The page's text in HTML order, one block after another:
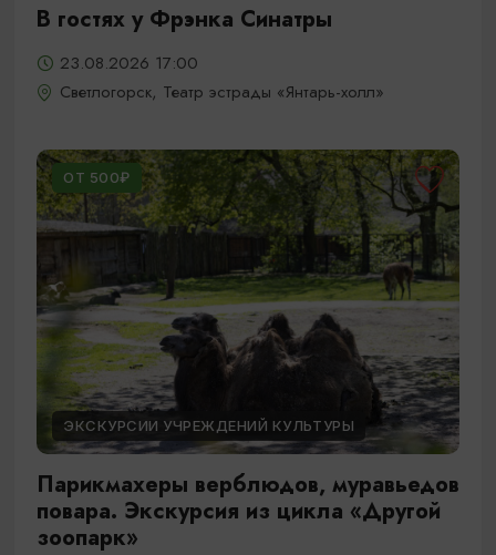
В гостях у Фрэнка Синатры
23.08.2026 17:00
Светлогорск, Театр эстрады «Янтарь-холл»
ОТ 500₽
ЭКСКУРСИИ УЧРЕЖДЕНИЙ КУЛЬТУРЫ
Парикмахеры верблюдов, муравьедов
повара. Экскурсия из цикла «Другой
зоопарк»